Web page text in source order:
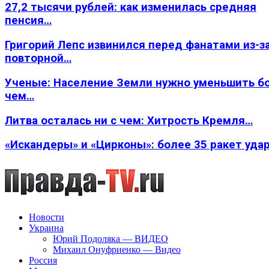
27,2 тысячи рублей: как изменилась средняя
пенсия…
Григорий Лепс извинился перед фанатами из-
повторной…
Ученые: Население Земли нужно уменьшить
чем…
Литва осталась ни с чем: Хитрость Кремля…
«Искандеры» и «Цирконы»: более 35 ракет
Новости
Украина
Юрий Подоляка — ВИДЕО
Михаил Онуфриенко — Видео
Россия